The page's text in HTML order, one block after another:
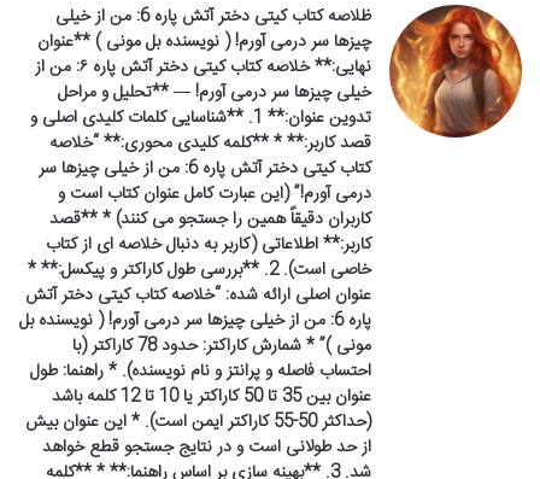
ظلاصه کتاب کیتی دختر آتش پاره 6: من از خیلی
چیزها سر درمی آورم! ( نویسنده بل مونی ) **عنوان
نهایی:** خلاصه کتاب کیتی دختر آتش پاره ۶: من از
خیلی چیزها سر درمی آورم! — **تحلیل و مراحل
تدوین عنوان:** 1. **شناسایی کلمات کلیدی اصلی و
قصد کاربر:** * **کلمه کلیدی محوری:** “خلاصه
کتاب کیتی دختر آتش پاره 6: من از خیلی چیزها سر
درمی آورم!” (این عبارت کامل عنوان کتاب است و
کاربران دقیقاً همین را جستجو می کنند) * **قصد
کاربر:** اطلاعاتی (کاربر به دنبال خلاصه ای از کتاب
خاصی است). 2. **بررسی طول کاراکتر و پیکسل:** *
عنوان اصلی ارائه شده: “خلاصه کتاب کیتی دختر آتش
پاره 6: من از خیلی چیزها سر درمی آورم! ( نویسنده بل
مونی )” * شمارش کاراکتر: حدود 78 کاراکتر (با
احتساب فاصله و پرانتز و نام نویسنده). * راهنما: طول
عنوان بین 35 تا 50 کاراکتر یا 10 تا 12 کلمه باشد
(حداکثر 50-55 کاراکتر ایمن است). * این عنوان بیش
از حد طولانی است و در نتایج جستجو قطع خواهد
شد. 3. **بهینه سازی بر اساس راهنما:** * **کلمه